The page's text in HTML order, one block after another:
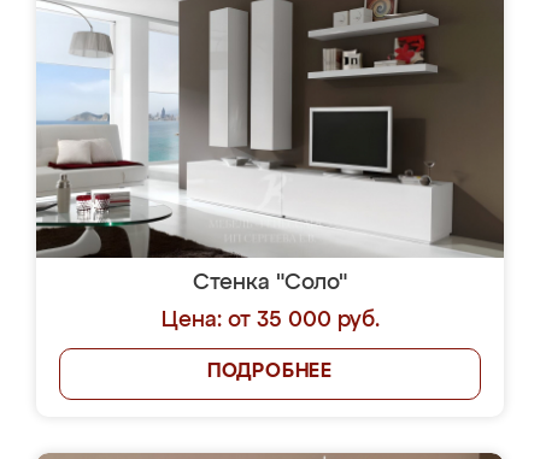
Стенка "Соло"
Цена: от 35 000 руб.
ПОДРОБНЕЕ